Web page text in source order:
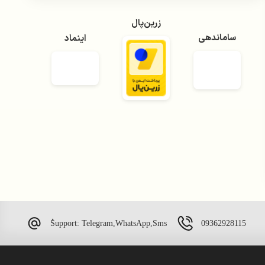
ساماندهی
زرین‌پال
اینماد
09362928115 ُSupport: Telegram,WhatsApp,Sms